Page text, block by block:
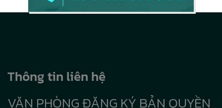
Thông tin liên hệ
VĂN PHÒNG ĐĂNG KÝ BẢN QUYỀN